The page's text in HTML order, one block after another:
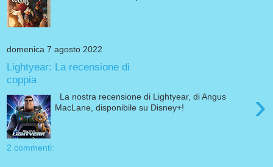
domenica 7 agosto 2022
Lightyear: La recensione di
coppia
›
La nostra recensione di Lightyear, di Angus
MacLane, disponibile su Disney+!
2 commenti: